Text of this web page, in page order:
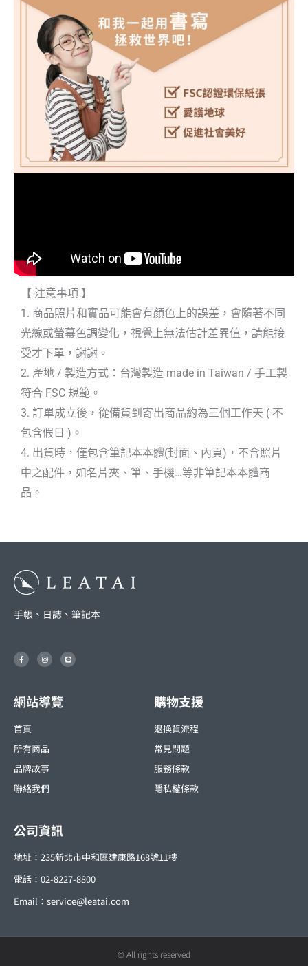
【 注意事項 】
1. 商品照片和實品可能會有顏色上的誤差，會隨著不同
光線或螢幕色調變化，視覺上無法估計差異值，請能接
受才下單，謝謝。
2. 產地 / 製造方式：台灣製造 made in Taiwan / 手工製
符合 FSC 規範。
3. 訂單成立後，從備貨到寄出商品約為三個工作天 ( 不
包含假日 )。
4. 出貨時，僅包含筆記本本體(封面、內頁)，不含照片
中之配件，如名片夾、筆、手機…等非筆記本本體商
品。
手帳、日誌、筆記本
F
a
c
k
-
I
n
s
r
a
m
L
i
n
網站導覽
首頁
所有商品
品牌故事
聯絡我們
購物支援
退換貨流程
常見問題
服務條款
隱私權條款
公司資訊
地址：235新北市中和區建康路168號11樓
電話：02-8227-8800
Email： service@leatai.com
© All rights reserved